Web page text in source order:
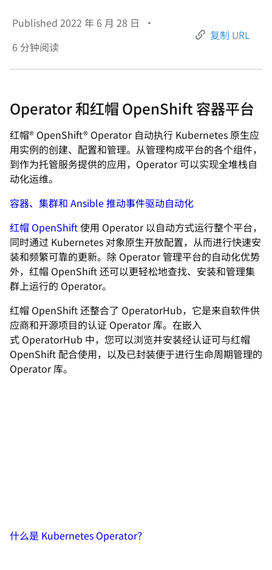
Published 2022 年 6 月 28 日
•
6 分钟阅读
复制 URL
Operator 和红帽 OpenShift 容器平台
红帽® OpenShift® Operator 自动执行 Kubernetes 原生应
用实例的创建、配置和管理。从管理构成平台的各个组件，
到作为托管服务提供的应用，Operator 可以实现全堆栈自
动化运维。
容器、集群和 Ansible 推动事件驱动自动化
红帽 OpenShift使用 Operator 以自动方式运行整个平台，
同时通过 Kubernetes 对象原生开放配置，从而进行快速安
装和频繁可靠的更新。除 Operator 管理平台的自动化优势
外，红帽 OpenShift 还可以更轻松地查找、安装和管理集
群上运行的 Operator。
红帽 OpenShift 还整合了 OperatorHub，它是来自软件供
应商和开源项目的认证 Operator 库。在嵌入
式 OperatorHub 中，您可以浏览并安装经认证可与红帽
OpenShift 配合使用，以及已封装便于进行生命周期管理的
Operator 库。
什么是 Kubernetes Operator？